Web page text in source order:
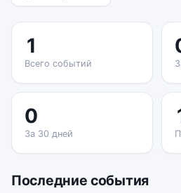
1
Всего событий
0
За 30 дней
Последние события